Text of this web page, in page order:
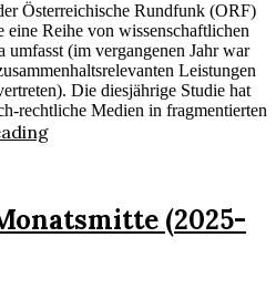
Österreichische Rundfunk (ORF)
eine Reihe von wissenschaftlichen
umfasst (im vergangenen Jahr war
Leistungen
Die diesjährige Studie hat
rechtliche Medien in fragmentierten
(2025-